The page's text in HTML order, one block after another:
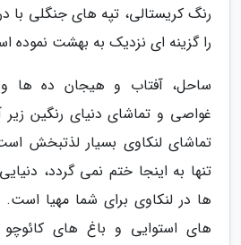
رنگ کریستالی، تپه های جنگلی با
را گزینه ای نزدیک به بهشت نموده
ساحل، آفتاب و هیجان ده
غواصی و تماشای دنیای رنگین
تماشای لنکاوی بسیار لذتبخش
تنها به اینجا ختم نمی گردد،
ها در لنکاوی برای شما مهیا
های استوایی و باغ های